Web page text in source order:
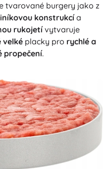
tvarované burgery jako z
konstrukcía
rukojetí vytvaruje
velké placky pro rychlé a
propečení.